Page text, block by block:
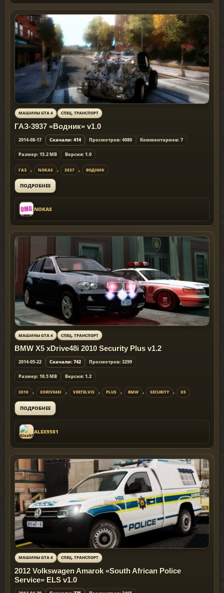
МАШИНЫ GTA 4 СПЕЦ. ТРАНСПОРТ
ГАЗ-3937 «Водник» v1.0
2014-08-17 Скачали: 414 Просмотров: 4080 Комментариев: 7
Размер: 15.2 MB Версия: 1.0
ГАЗ , NOKAS , 3937 , ВОДНИК
ПОДРОБНЕЕ
NOKAS
МАШИНЫ GTA 4 СПЕЦ. ТРАНСПОРТ
BMW X5 xDrive48i 2010 Security Plus v1.2
2014-05-22 Скачали: 742 Просмотров: 3299
Размер: 10.5 MB Версия: 1.2
2010 , XDRIVE48I , VERTELVIS , PLUS , BMW , SECURITY , X5
ПОДРОБНЕЕ
ALEX9581
МАШИНЫ GTA 4 СПЕЦ. ТРАНСПОРТ
2012 Volkswagen Amarok «South African Police
Service» ELS v1.0